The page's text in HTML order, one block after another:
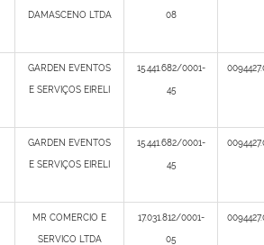
DAMASCENO LTDA 08
GARDEN EVENTOS
E SERVIÇOS EIRELI
15.441.682/0001-
45
GARDEN EVENTOS
E SERVIÇOS EIRELI
15.441.682/0001-
45
MR COMERCIO E
SERVICO LTDA
17.031.812/0001-
05